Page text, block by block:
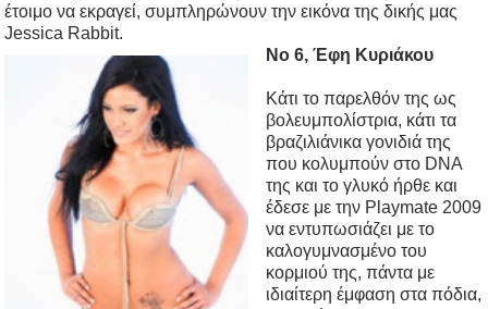
έτοιμο να εκραγεί, συμπληρώνουν την εικόνα της δικής μας
Jessica Rabbit.
Νο 6, Έφη Κυριάκου
Kάτι το παρελθόν της ως
βολευμπολίστρια, κάτι τα
βραζιλιάνικα γονιδιά της
που κολυμπούν στο DNA
της και το γλυκό ήρθε και
έδεσε με την Playmate 2009
να εντυπωσιάζει με το
καλογυμνασμένο του
κορμιού της, πάντα με
ιδιαίτερη έμφαση στα πόδια,